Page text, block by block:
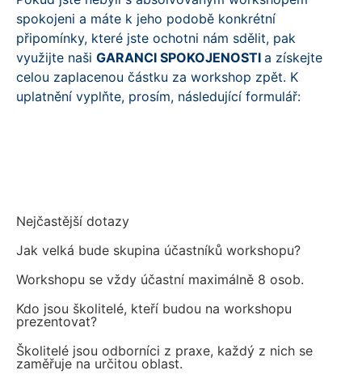
spokojeni a máte k jeho podobě konkrétní
připomínky, které jste ochotni nám sdělit, pak
využijte naši GARANCI SPOKOJENOSTI a získejte
celou zaplacenou částku za workshop zpět. K
uplatnění vyplňte, prosím, následující formulář:
Nejčastější dotazy
Jak velká bude skupina účastníků workshopu?
Workshopu se vždy účastní maximálně 8 osob.
Kdo jsou školitelé, kteří budou na workshopu
prezentovat?
Školitelé jsou odborníci z praxe, každý z nich se
zaměřuje na určitou oblast.